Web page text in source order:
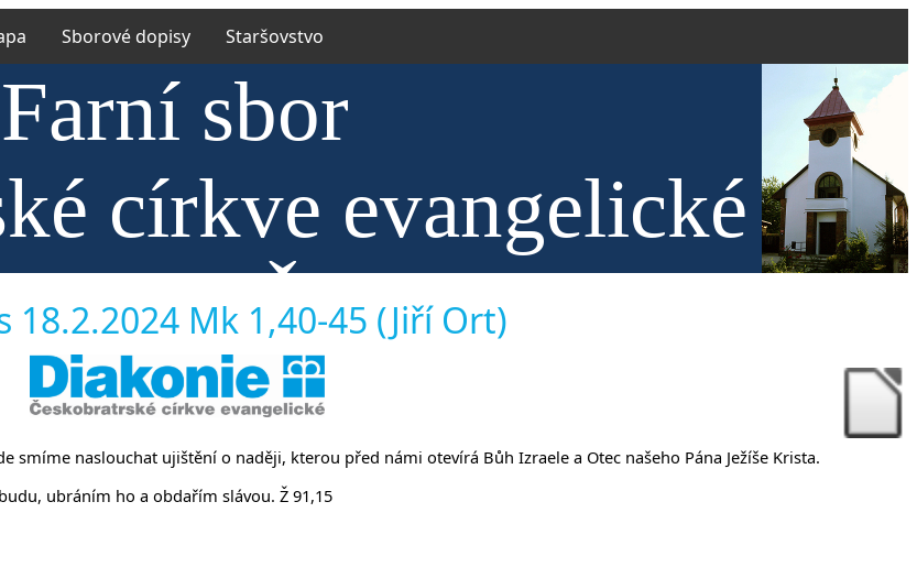
Sborové dopisy Staršovstvo
Farní sbor
církve evangelické
a Říčanech
18.2.2024 Mk 1,40-45 (Jiří Ort)
smíme naslouchat ujištění o naději, kterou před námi otevírá Bůh Izraele a Otec našeho Pána Ježíše Krista.
ubráním ho a obdařím slávou. Ž 91,15